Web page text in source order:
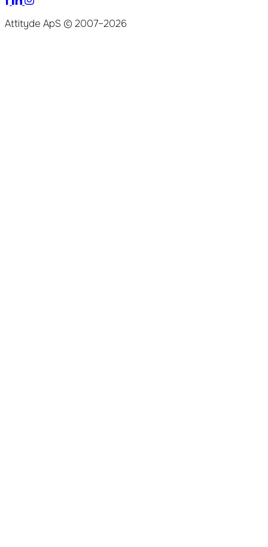
Attityde ApS © 2007–2026